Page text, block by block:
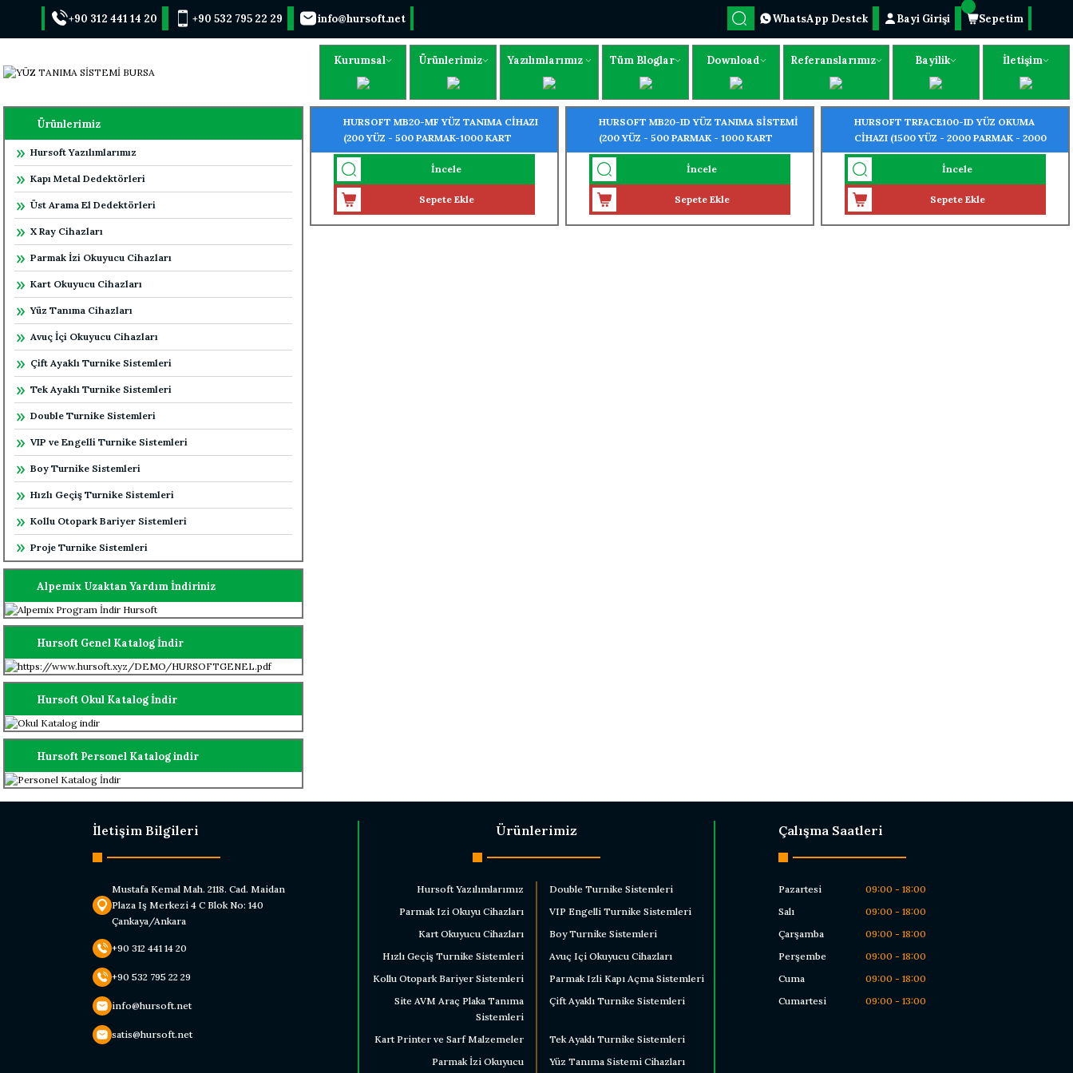
+90 312 441 14 20 +90 532 795 22 29 info@hursoft.net WhatsApp Destek Bayi Girişi Sepetim
Kurumsal Ürünlerimiz Yazılımlarımız Tüm Bloglar Download Referanslarımız Bayilik İletişim
Ürünlerimiz
Hursoft Yazılımlarımız
Kapı Metal Dedektörleri
Üst Arama El Dedektörleri
X Ray Cihazları
Parmak İzi Okuyucu Cihazları
Kart Okuyucu Cihazları
Yüz Tanıma Cihazları
Avuç İçi Okuyucu Cihazları
Çift Ayaklı Turnike Sistemleri
Tek Ayaklı Turnike Sistemleri
Double Turnike Sistemleri
VIP ve Engelli Turnike Sistemleri
Boy Turnike Sistemleri
Hızlı Geçiş Turnike Sistemleri
Kollu Otopark Bariyer Sistemleri
Proje Turnike Sistemleri
Alpemix Uzaktan Yardım İndiriniz
Hursoft Genel Katalog İndir
Hursoft Okul Katalog İndir
Hursoft Personel Katalog indir
HURSOFT MB20-MF YÜZ TANIMA CİHAZI
(200 YÜZ - 500 PARMAK-1000 KART
TANIMA ÖZELLİĞİ)
İncele
Sepete Ekle
HURSOFT MB20-ID YÜZ TANIMA SİSTEMİ
(200 YÜZ - 500 PARMAK - 1000 KART
TANIMA ÖZELLİĞİ)
İncele
Sepete Ekle
HURSOFT TRFACE100-ID YÜZ OKUMA
CİHAZI (1500 YÜZ - 2000 PARMAK - 2000
KART OKUMA ÖZELLİĞİ)
İncele
Sepete Ekle
İletişim Bilgileri
Mustafa Kemal Mah. 2118. Cad. Maidan
Plaza Iş Merkezi 4 C Blok No: 140
Çankaya/Ankara
+90 312 441 14 20
+90 532 795 22 29
info@hursoft.net
satis@hursoft.net
Ürünlerimiz
Hursoft Yazılımlarımız
Double Turnike Sistemleri
Parmak Izi Okuyu Cihazları
VIP Engelli Turnike Sistemleri
Kart Okuyucu Cihazları
Boy Turnike Sistemleri
Hızlı Geçiş Turnike Sistemleri
Avuç Içi Okuyucu Cihazları
Kollu Otopark Bariyer Sistemleri
Parmak Izli Kapı Açma Sistemleri
Site AVM Araç Plaka Tanıma
Sistemleri
Çift Ayaklı Turnike Sistemleri
Kart Printer ve Sarf Malzemeler
Tek Ayaklı Turnike Sistemleri
Parmak İzi Okuyucu
Yüz Tanıma Sistemi Cihazları
Çalışma Saatleri
Pazartesi
09:00 - 18:00
Salı
09:00 - 18:00
Çarşamba
09:00 - 18:00
Perşembe
09:00 - 18:00
Cuma
09:00 - 18:00
Cumartesi
09:00 - 13:00